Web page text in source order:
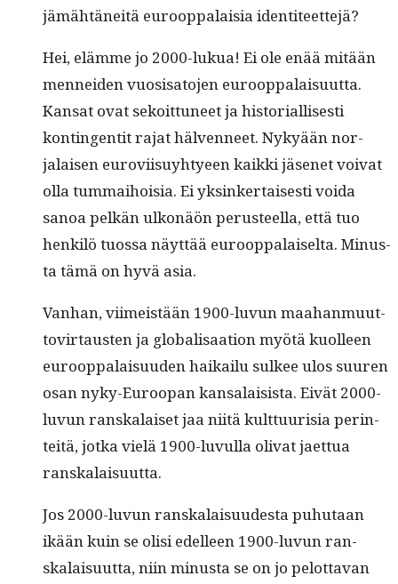
jämähtäneitä euroop­palaisia identiteettejä?
Hei, elämme jo 2000-lukua! Ei ole enää mitään
men­nei­den vuo­sisato­jen euroop­palaisu­ut­ta.
Kansat ovat sekoit­tuneet ja his­to­ri­al­lis­es­ti
kontin­gen­tit rajat häl­ven­neet. Nykyään nor­
jalaisen eurovi­isuy­hty­een kaik­ki jäsenet voivat
olla tum­mai­hoisia. Ei yksinker­tais­es­ti voi­da
sanoa pelkän ulkonäön perus­teel­la, että tuo
henkilö tuos­sa näyt­tää euroop­palaiselta. Minus­
ta tämä on hyvä asia.
Van­han, viimeistään 1900-luvun maa­han­muut­
tovir­tausten ja glob­al­isaa­tion myötä kuolleen
euroop­palaisu­u­den haikailu sul­kee ulos suuren
osan nyky-Euroopan kansalai­sista. Eivät 2000-
luvun ran­skalaiset jaa niitä kult­tuurisia per­in­
teitä, jot­ka vielä 1900-luvul­la oli­vat jaet­tua
ranskalaisuutta.
Jos 2000-luvun ran­skalaisu­ud­es­ta puhutaan
ikään kuin se olisi edelleen 1900-luvun ran­
skalaisu­ut­ta, niin minus­ta se on jo pelot­ta­van